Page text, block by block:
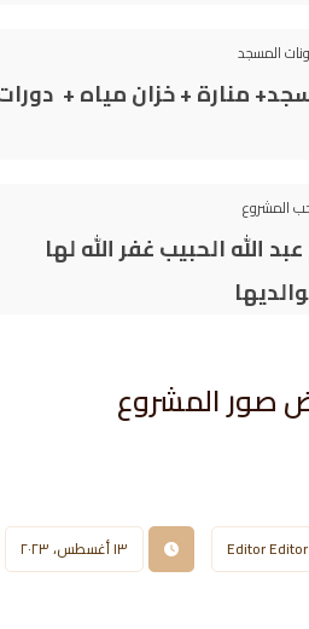
المسجد
منارة + خزان مياه +
المشروع
الله الحبيبغفر الله لها
صور المشروع​
Editor Editor ١٣ أغسطس، ٢٠٢٣